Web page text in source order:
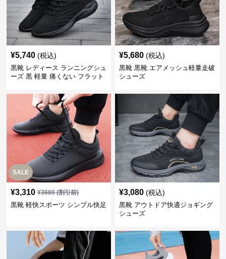
¥5,740 (税込)
黒靴 レディース ランニングシュ
ーズ 黒 軽量 痛くない フラット
¥5,680 (税込)
黒靴 黒靴 エアメッシュ軽量走破
シューズ
SALE
¥3,310 ¥3680(割引前)
黒靴 軽快スポーツ シンプル快足
¥3,080 (税込)
黒靴 アウトドア快適ジョギング
シューズ